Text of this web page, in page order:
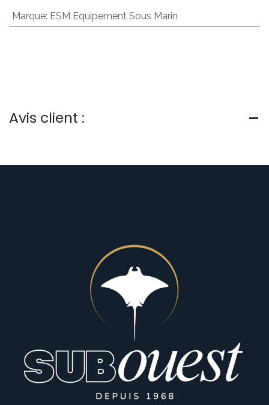
Marque: ESM Equipement Sous Marin
Avis client :